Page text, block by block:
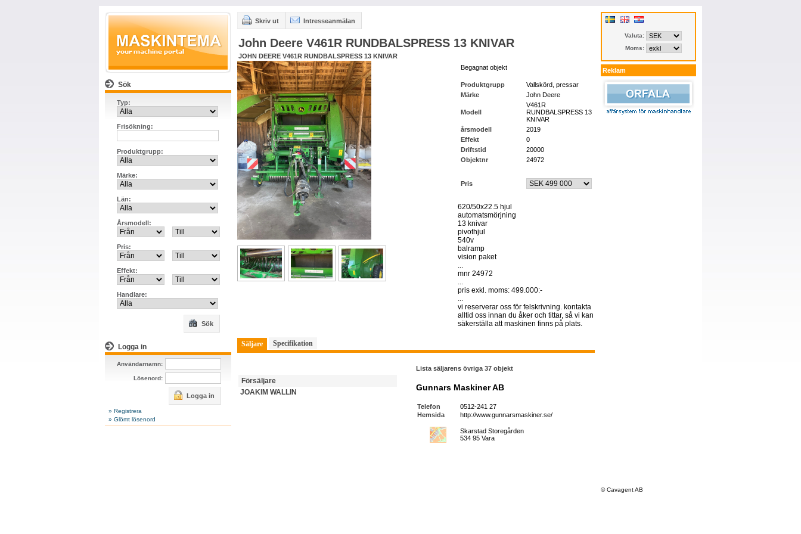
Sök
Typ:
Frisökning:
Produktgrupp:
Märke:
Län:
Årsmodell:
Pris:
Effekt:
Handlare:
Sök
Logga in
Användarnamn:
Lösenord:
Logga in
» Registrera
» Glömt lösenord
Skriv ut Intresseanmälan
John Deere V461R RUNDBALSPRESS 13 KNIVAR
JOHN DEERE V461R RUNDBALSPRESS 13 KNIVAR
Begagnat objekt
Produktgrupp
Vallskörd, pressar
Märke
John Deere
Modell
V461R
RUNDBALSPRESS 13
KNIVAR
årsmodell
2019
Effekt
0
Driftstid
20000
Objektnr
24972
Pris
620/50x22.5 hjul
automatsmörjning
13 knivar
pivothjul
540v
balramp
vision paket
...
mnr 24972
...
pris exkl. moms: 499.000:-
...
vi reserverar oss för felskrivning. kontakta
alltid oss innan du åker och tittar, så vi kan
säkerställa att maskinen finns på plats.
Säljare Specifikation
Försäljare
JOAKIM WALLIN
Lista säljarens övriga 37 objekt
Gunnars Maskiner AB
Telefon
0512-241 27
Hemsida
http://www.gunnarsmaskiner.se/
Skarstad Storegården
534 95 Vara
Valuta:
Moms:
Reklam
© Cavagent AB